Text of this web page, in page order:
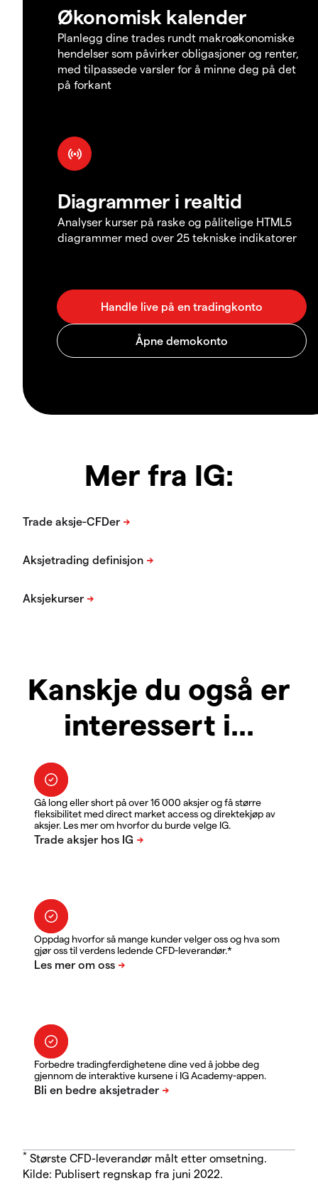
Økonomisk kalender
Planlegg dine trades rundt makroøkonomiske
hendelser som påvirker obligasjoner og renter,
med tilpassede varsler for å minne deg på det
på forkant
Diagrammer i realtid
Analyser kurser på raske og pålitelige HTML5
diagrammer med over 25 tekniske indikatorer
Mer fra IG:
Kanskje du også er
interessert i...
Gå long eller short på over 16 000 aksjer og få større
fleksibilitet med direct market access og direktekjøp av
aksjer. Les mer om hvorfor du burde velge IG.
Oppdag hvorfor så mange kunder velger oss og hva som
gjør oss til verdens ledende CFD-leverandør.*
Forbedre tradingferdighetene dine ved å jobbe deg
gjennom de interaktive kursene i IG Academy-appen.
* Største CFD-leverandør målt etter omsetning.
Kilde: Publisert regnskap fra juni 2022.